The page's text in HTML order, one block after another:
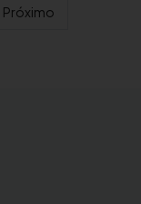
Próximo